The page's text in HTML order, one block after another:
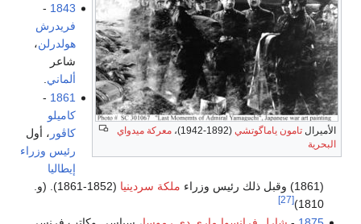
الأميرال تامون ياماگوتشي (1892-1942)،
معركة ميدواي
البحرية
1843
-
فريدرش
هولدرلن،
شاعر
ألماني
1861
-
كاميلو
كاڤور ، أول
رئيس وزراء
إيطاليا
(1861) وقبل ذلك رئيس وزراء
ملكة سردينيا
(1852-1861). (و.
1810)
[27]